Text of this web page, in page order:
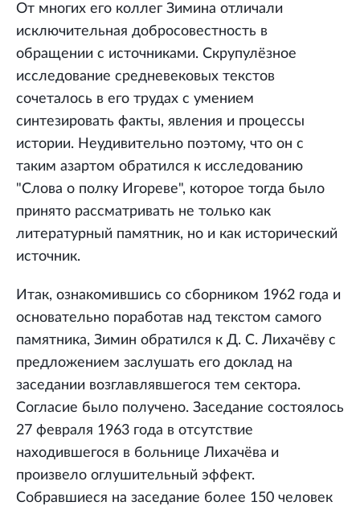
От многих его коллег Зимина отличали
исключительная добросовестность в
обращении с источниками. Скрупулёзное
исследование средневековых текстов
сочеталось в его трудах с умением
синтезировать факты, явления и процессы
истории. Неудивительно поэтому, что он с
таким азартом обратился к исследованию
"Слова о полку Игореве", которое тогда было
принято рассматривать не только как
литературный памятник, но и как исторический
источник.
Итак, ознакомившись со сборником 1962 года и
основательно поработав над текстом самого
памятника, Зимин обратился к Д. С. Лихачёву с
предложением заслушать его доклад на
заседании возглавлявшегося тем сектора.
Согласие было получено. Заседание состоялось
27 февраля 1963 года в отсутствие
находившегося в больнице Лихачёва и
произвело оглушительный эффект.
Собравшиеся на заседание более 150 человек